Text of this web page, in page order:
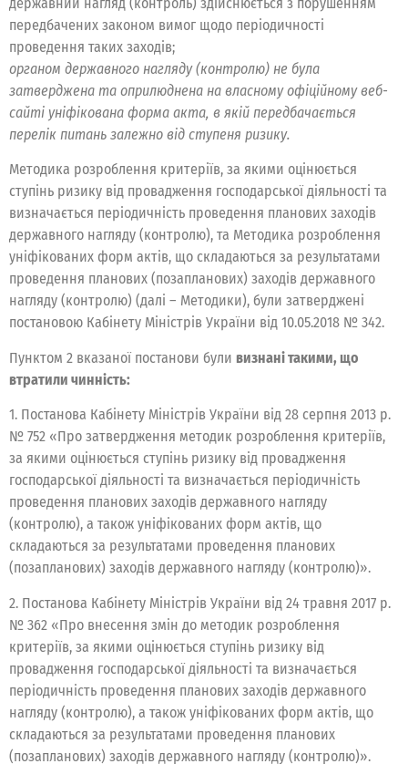
передбачених законом вимог щодо періодичності
проведення таких заходів;
органом державного нагляду (контролю) не була
затверджена та оприлюднена на власному офіційному веб-
сайті уніфікована форма акта, в якій передбачається
перелік питань залежно від ступеня ризику.
Методика розроблення критеріїв, за якими оцінюється
ступінь ризику від провадження господарської діяльності та
визначається періодичність проведення планових заходів
державного нагляду (контролю), та Методика розроблення
уніфікованих форм актів, що складаються за результатами
проведення планових (позапланових) заходів державного
нагляду (контролю) (далі – Методики), були затверджені
постановою Кабінету Міністрів України від 10.05.2018 № 342.
Пунктом 2 вказаної постанови були визнані такими, що
втратили чинність:
1. Постанова Кабінету Міністрів України від 28 серпня 2013 р.
№ 752 «Про затвердження методик розроблення критеріїв,
за якими оцінюється ступінь ризику від провадження
господарської діяльності та визначається періодичність
проведення планових заходів державного нагляду
(контролю), а також уніфікованих форм актів, що
складаються за результатами проведення планових
(позапланових) заходів державного нагляду (контролю)».
2. Постанова Кабінету Міністрів України від 24 травня 2017 р.
№ 362 «Про внесення змін до методик розроблення
критеріїв, за якими оцінюється ступінь ризику від
провадження господарської діяльності та визначається
періодичність проведення планових заходів державного
нагляду (контролю), а також уніфікованих форм актів, що
складаються за результатами проведення планових
(позапланових) заходів державного нагляду (контролю)».